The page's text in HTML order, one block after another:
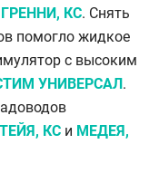
ГРЕННИ, КС. Снять
помогло жидкое
с высоким
УНИВЕРСАЛ .
ТЕЙЯ, КС и МЕДЕЯ,